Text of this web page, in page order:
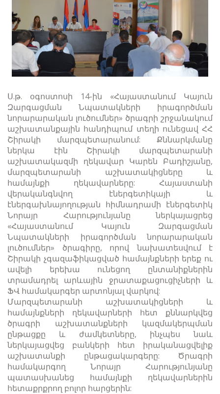
Ս.թ. օգոստոսի 14-ին «Հայաստանում Կայուն
Զարգացման Նպատակների իրագործման
նորարարական լուծումներ» ծրագրի շրջանակում
աշխատանքային հանդիպում տեղի ունեցավ ՀՀ
Շիրակի մարզպետարանում: Քննարկմանը
ներկա էին Շիրակի մարզպետարանի
աշխատակազմի ղեկավար Կարեն Բադիշյանը,
մարզպետարանի աշխատակիցները և
համայնքի ղեկավարները: Հայաստանի
վերականգնվող էներգետիկայի և
էներգախնայողության հիմնադրամի էներգետիկ
Նորայր Հարությունյանը ներկայացրեց
«Հայաստանում Կայուն Զարգացման
Նպատակների իրագործման նորարարական
լուծումներ» ծրագիրը, որով նախատեսվում է
Շիրակի չգազաֆիկացված համայնքների երեք ու
ավելի երեխա ունեցող ընտանիքներին
տրամադրել արևային ջրատաքացուցիչների և
ՖՎ համակարգեր արտոնյալ վարկով:
Մարզպետարանի աշխատակիցների և
համայնքների ղեկավարների հետ քննարկվեց
ծրագրի աշխատանքների կազմակերպման
ընթացքը և ժամկետները, ինչպես նաև
ներկայացվեց բանկերի հետ իրականացվելիք
աշխատանքի ընթացակարգերը: Ծրագրի
համակարգող Նորայր Հարությունյանը
պատասխանեց համայնքի ղեկավարներին
հետաքրքրող բոլոր հարցերին: